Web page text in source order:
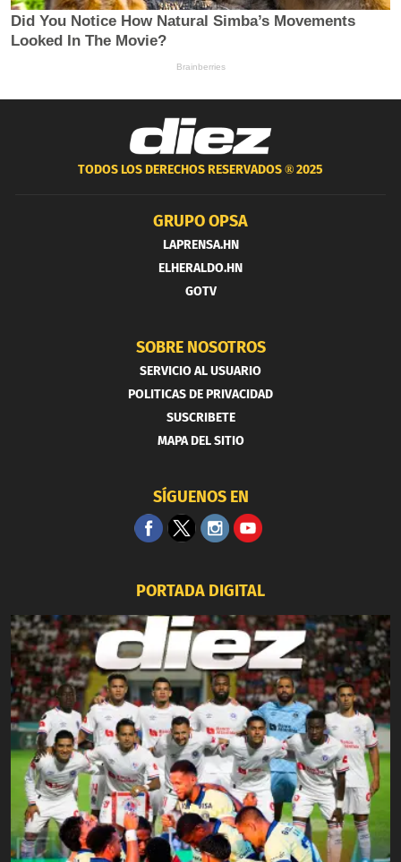
TODOS LOS DERECHOS RESERVADOS ®2025
GRUPO OPSA
LAPRENSA.HN
ELHERALDO.HN
GOTV
SOBRE NOSOTROS
SERVICIO AL USUARIO
POLITICAS DE PRIVACIDAD
SUSCRIBETE
MAPA DEL SITIO
SÍGUENOS EN
PORTADA DIGITAL